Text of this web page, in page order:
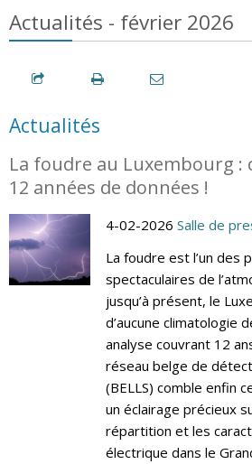
Actualités - février 2026
Actualités
La foudre au Luxembourg :
12 années de données !
4-02-2026 Salle de
La foudre est l’un des
spectaculaires de
jusqu’à présent, le
d’aucune climatologie
analyse couvrant 12
réseau belge de
(BELLS) comble enfin
un éclairage précieux
répartition et les
électrique dans le